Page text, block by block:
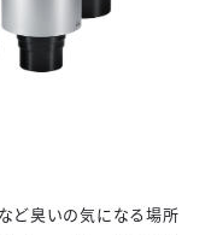
ど臭いの気になる場所